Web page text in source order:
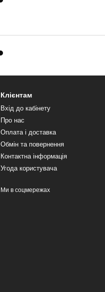
Клієнтам
Вхід до кабінету
Про нас
Оплата і доставка
Обмін та повернення
Контактна інформація
Угода користувача
Ми в соцмережах